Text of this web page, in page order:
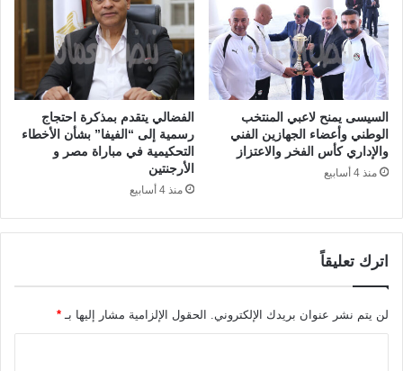
السيسى يمنح لاعبي المنتخب
الوطني وأعضاء الجهازين الفني
والإداري كأس الفخر والاعتزاز
منذ 4 أسابيع
الفضالي يتقدم بمذكرة احتجاج
رسمية إلى “الفيفا” بشأن الأخطاء
التحكيمية في مباراة مصر و
الأرجنتين
منذ 4 أسابيع
اترك تعليقاً
لن يتم نشر عنوان بريدك الإلكتروني. الحقول الإلزامية مشار إليها بـ *